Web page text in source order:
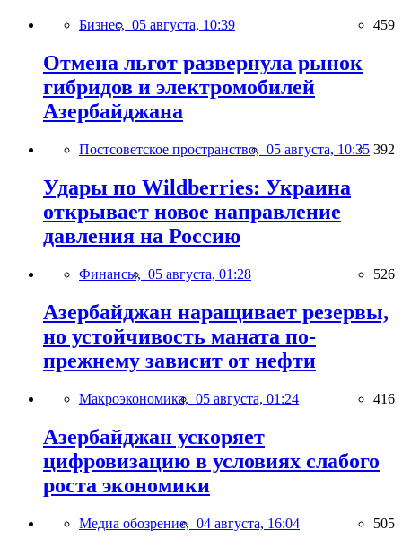
Бизнес, 05 августа, 10:39 459
Отмена льгот развернула рынок
гибридов и электромобилей
Азербайджана
Постсоветское пространство, 05 августа, 10:35 392
Удары по Wildberries: Украина
открывает новое направление
давления на Россию
Финансы, 05 августа, 01:28 526
Азербайджан наращивает резервы,
но устойчивость маната по-
прежнему зависит от нефти
Макроэкономика, 05 августа, 01:24 416
Азербайджан ускоряет
цифровизацию в условиях слабого
роста экономики
Медиа обозрение, 04 августа, 16:04 505